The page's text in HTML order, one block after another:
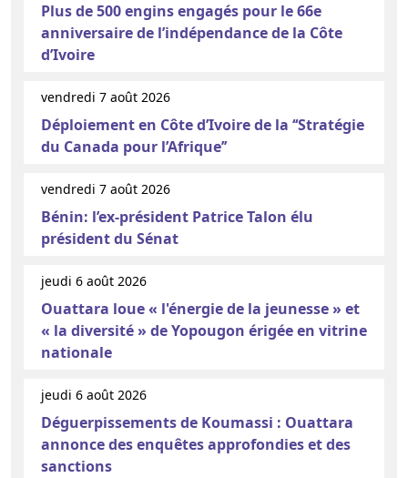
Plus de 500 engins engagés pour le 66e
anniversaire de l’indépendance de la Côte
d’Ivoire
vendredi 7 août 2026
Déploiement en Côte d’Ivoire de la ‘‘Stratégie
du Canada pour l’Afrique’’
vendredi 7 août 2026
Bénin: l’ex-président Patrice Talon élu
président du Sénat
jeudi 6 août 2026
Ouattara loue « l'énergie de la jeunesse » et
« la diversité » de Yopougon érigée en vitrine
nationale
jeudi 6 août 2026
Déguerpissements de Koumassi : Ouattara
annonce des enquêtes approfondies et des
sanctions